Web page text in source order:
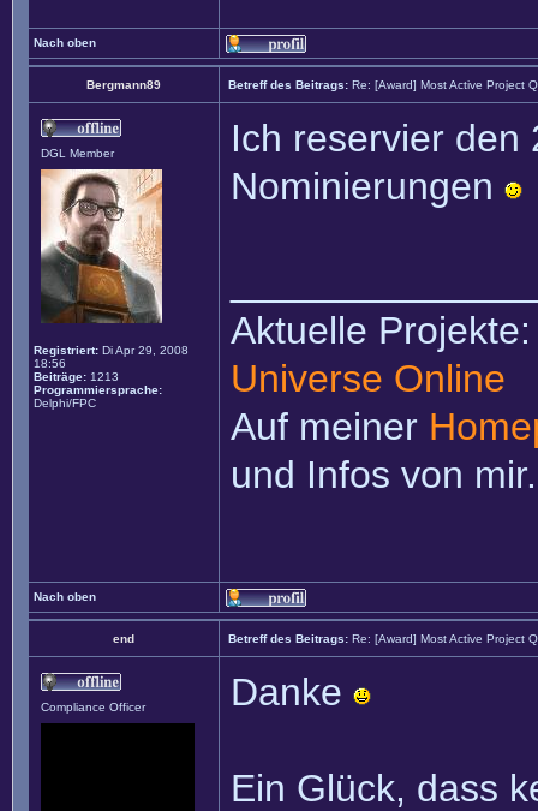
Nach oben
Bergmann89 Betreff des Beitrags: Re: [Award] Most Active Project
DGL Member
Registriert: Di Apr 29, 2008
18:56
Beiträge: 1213
Programmiersprache:
Delphi/FPC
Ich reservier den
Nominierungen
Aktuelle
Universe Online
Auf meiner
und Infos von mir.
Nach oben
end Betreff des Beitrags: Re: [Award] Most Active Project
Compliance Officer Danke
Ein Glück, dass